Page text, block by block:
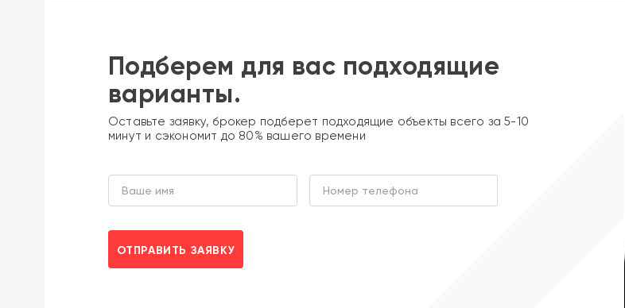
Подберем для вас подходящие
варианты.
Оставьте заявку, брокер подберет подходящие объекты всего за 5-10
минут и сэкономит до 80% вашего времени
ОТПРАВИТЬ ЗАЯВКУ